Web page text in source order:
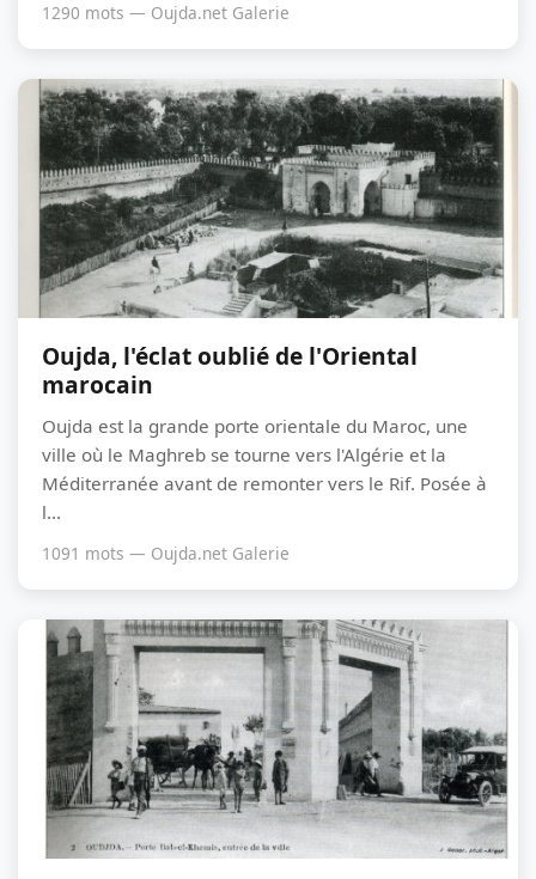
1290 mots — Oujda.net Galerie
Oujda, l'éclat oublié de l'Oriental
marocain
Oujda est la grande porte orientale du Maroc, une
ville où le Maghreb se tourne vers l'Algérie et la
Méditerranée avant de remonter vers le Rif. Posée à
l...
1091 mots — Oujda.net Galerie